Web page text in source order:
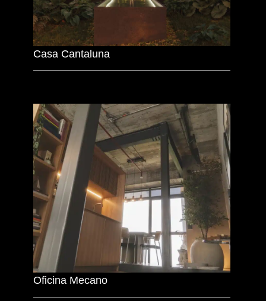
Casa Cantaluna
Oficina Mecano